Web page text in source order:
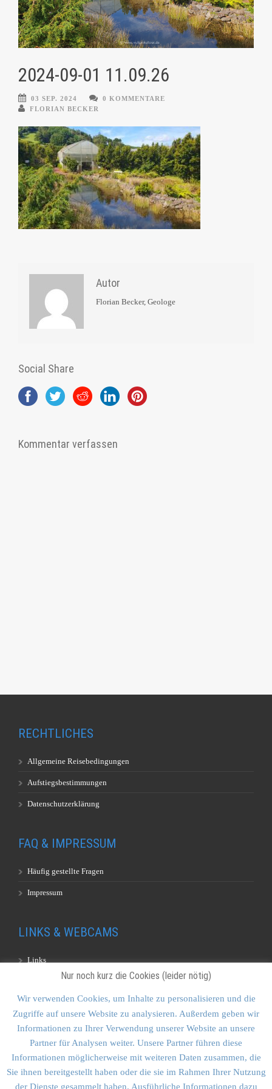
2024-09-01 11.09.26
03 SEP. 2024
0 KOMMENTARE
FLORIAN BECKER
Autor
Florian Becker, Geologe
Social Share
Kommentar verfassen
RECHTLICHES
Allgemeine Reisebedingungen
Aufstiegsbestimmungen
Datenschutzerklärung
FAQ & IMPRESSUM
Häufig gestellte Fragen
Impressum
LINKS & WEBCAMS
Links
KONTAKT & SITEMAP
Kontakt
Sitemap
Nur noch kurz die Cookies (leider nötig)
Wir verwenden Cookies, um Inhalte zu personalisieren und die
Zugriffe auf unsere Website zu analysieren. Außerdem geben wir
Informationen zu Ihrer Verwendung unserer Website an unsere
Partner für Analysen weiter. Unsere Partner führen diese
Informationen möglicherweise mit weiteren Daten zusammen, die
Sie ihnen bereitgestellt haben oder die sie im Rahmen Ihrer Nutzung
der Dienste gesammelt haben. Ausführliche Informationen dazu